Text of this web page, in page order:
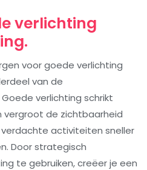
verlichting
voor goede verlichting
van de
verlichting schrikt
de zichtbaarheid
activiteiten sneller
Door strategisch
te gebruiken, creëer je een